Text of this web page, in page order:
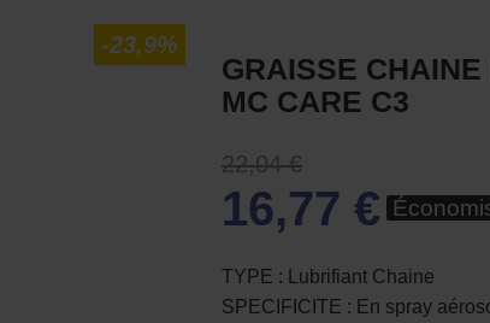
-23,9%
GRAISSE
MC CARE C3
22,04 €
16,77 €
TYPE : Lubrifiant Chaine
SPECIFICITE : En spray